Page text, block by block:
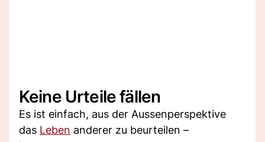
Keine Urteile fällen
Es ist einfach, aus der Aussenperspektive
das Leben anderer zu beurteilen –